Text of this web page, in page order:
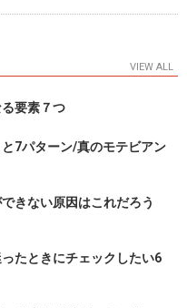
VIEW ALL
要素７つ
7パターン/真のモテビアン
きない原因はこれだろう
たときにチェックしたい6